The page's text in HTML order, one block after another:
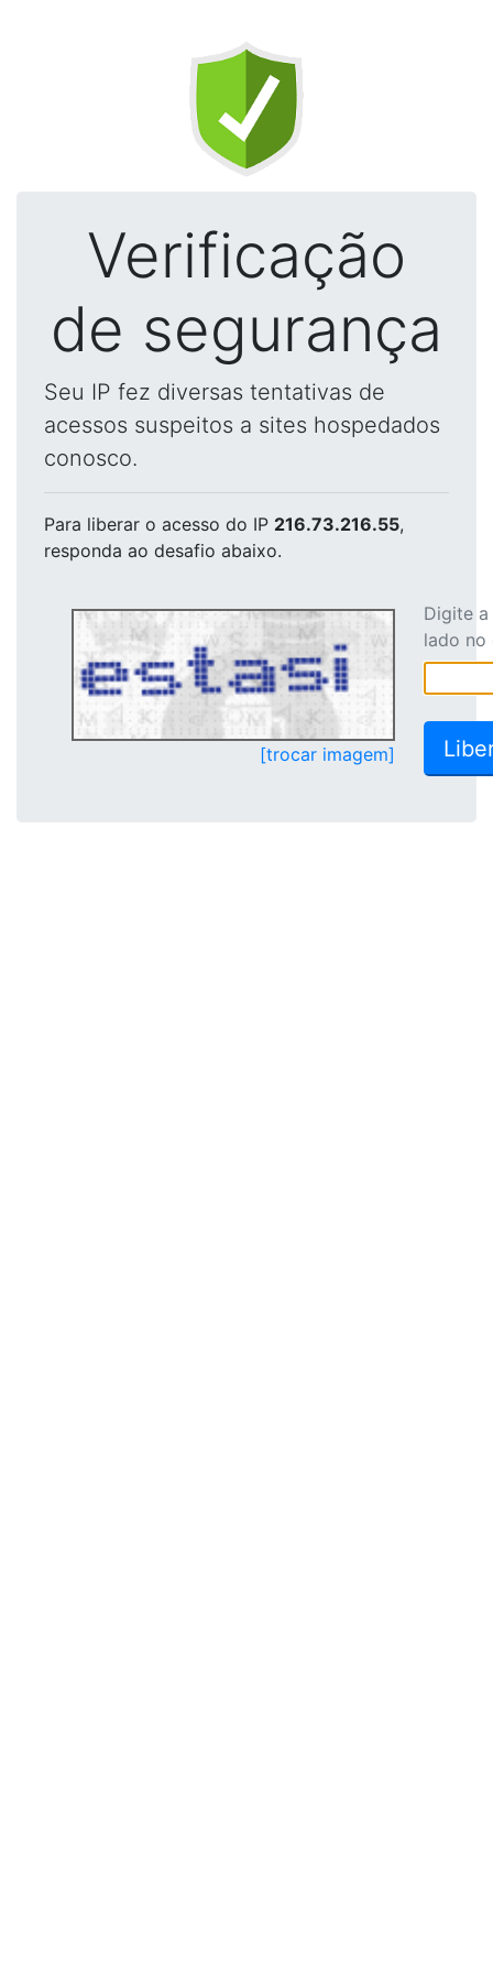
Verificação
de segurança
Seu IP fez diversas tentativas de
acessos suspeitos a sites hospedados
conosco.
Para liberar o acesso do IP 216.73.216.55,
responda ao desafio abaixo.
[trocar imagem]
Digite
lado no